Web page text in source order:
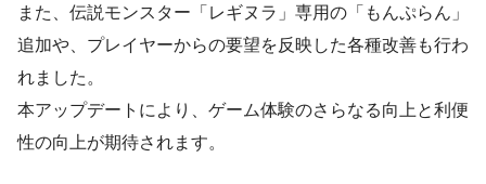
また、伝説モンスター「レギヌラ」専用の「もんぷらん」
追加や、プレイヤーからの要望を反映した各種改善も行わ
れました。
本アップデートにより、ゲーム体験のさらなる向上と利便
性の向上が期待されます。